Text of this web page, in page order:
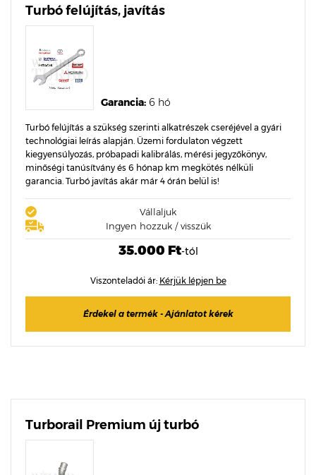
Turbó felújítás, javítás
Garancia: 6 hó
Turbó felújítás a szükség szerinti alkatrészek cseréjével a gyári
technológiai leírás alapján. Üzemi fordulaton végzett
kiegyensúlyozás, próbapadi kalibrálás, mérési jegyzőkönyv,
minőségi tanúsítvány és 6 hónap km megkötés nélküli
garancia. Turbó javítás akár már 4 órán belül is!
Vállaljuk
Ingyen hozzuk / visszük
35.000 Ft-tól
Viszonteladói ár: Kérjük lépjen be
Érdekel a termék - Ajánlatot kérek
Turborail Premium új turbó